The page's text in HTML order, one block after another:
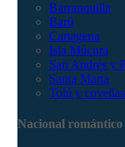
Barranquilla
Barú
Cartagena
Isla Múcura
San Andrés y
Santa Marta
Tolú y coveñas
Nacional romántico